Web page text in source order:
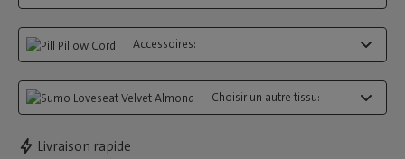
Accessoires:
Choisir un autre tissu:
Livraison rapide